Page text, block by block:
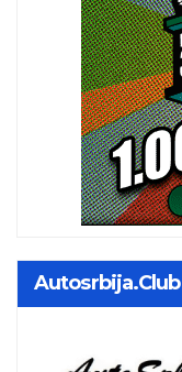
Autosrbija.club